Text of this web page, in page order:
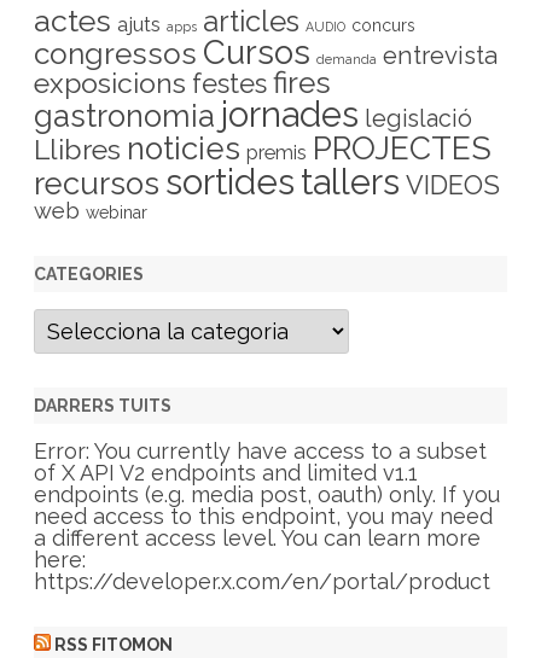
actes ajuts apps articles AUDIO concurs
congressos Cursos demanda entrevista
exposicions festesfires
gastronomia jornades legislació
Llibres noticies premis PROJECTES
recursos sortides tallers VIDEOS
web webinar
CATEGORIES
C
t
g
r
i
e
s
DARRERS TUITS
Error: You currently have access to a subset
of X API V2 endpoints and limited v1.1
endpoints (e.g. media post, oauth) only. If you
need access to this endpoint, you may need
a different access level. You can learn more
here:
https://developer.x.com/en/portal/product
RSS FITOMON